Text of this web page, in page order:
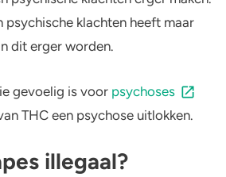
psychische klachten heeft maar
dit erger worden.
gevoelig is voor psychoses
THC een psychose uitlokken.
illegaal?